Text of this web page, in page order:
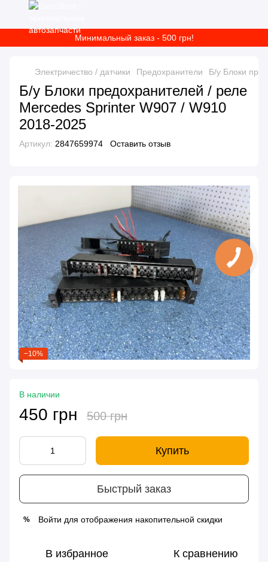
Минимальный заказ - 500 грн!
Электричество / датчики Предохранители Б/у Блоки
Б/у Блоки предохранителей / реле
Mercedes Sprinter W907 / W910
2018-2025
Артикул: 2847659974 Оставить отзыв
−10%
В наличии
450 грн 500 грн
Купить
Быстрый заказ
% Войти для отображения накопительной скидки
В избранное К сравнению